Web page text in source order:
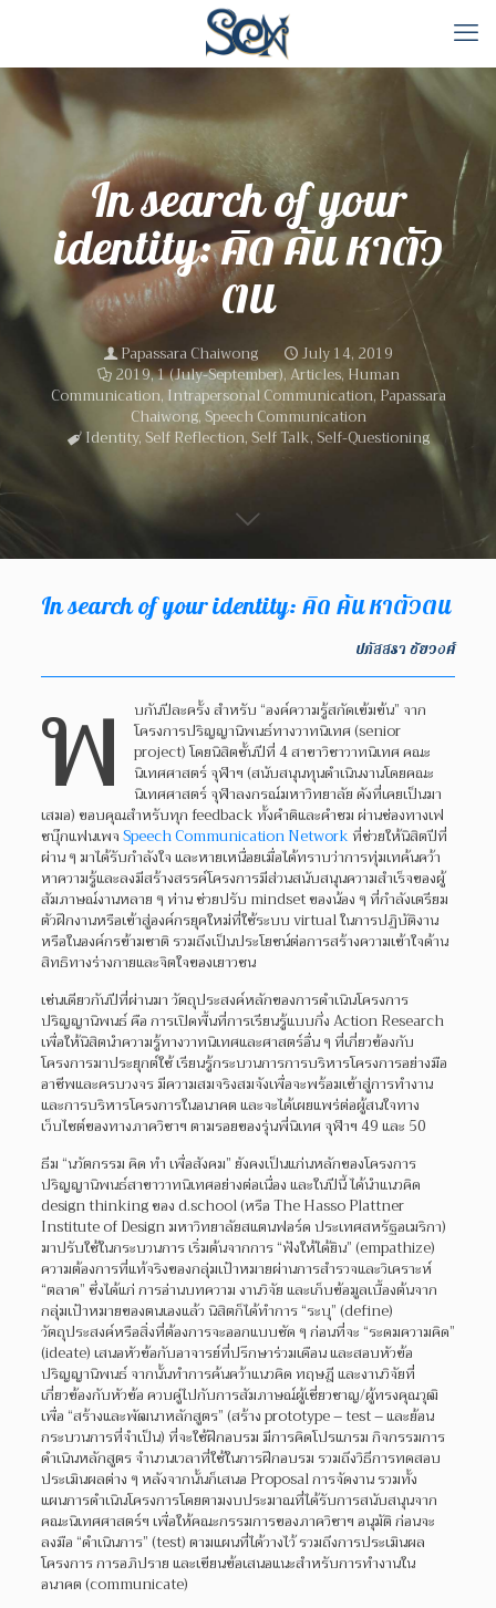
In search of your
identity: คิด ค้น หาตัว
ตน
Papassara Chaiwong
July 14, 2019
2019, 1 (July-September),Articles, Human
Communication, Intrapersonal Communication, Papassara
Chaiwong,Speech Communication
Identity,Self Reflection,Self Talk,Self-Questioning
In search of your identity: คิด ค้น หาตัวตน
ปภัสสรา ชัยวงศ์
พ บกันปีละครั้ง สำหรับ “องค์ความรู้สกัดเข้มข้น” จาก
โครงการปริญญานิพนธ์ทางวาทนิเทศ (senior
project) โดยนิสิตชั้นปีที่ 4 สาขาวิชาวาทนิเทศ คณะ
นิเทศศาสตร์ จุฬาฯ (สนับสนุนทุนดำเนินงานโดยคณะ
นิเทศศาสตร์ จุฬาลงกรณ์มหาวิทยาลัย ดังที่เคยเป็นมา
เสมอ) ขอบคุณสำหรับทุก feedback ทั้งคำติและคำชม ผ่านช่องทางเฟ
ซบุ๊กแฟนเพจSpeech Communication Network ที่ช่วยให้นิสิตปีที่
ผ่าน ๆ มาได้รับกำลังใจ และหายเหนื่อยเมื่อได้ทราบว่าการทุ่มเทค้นคว้า
หาความรู้และลงมีสร้างสรรค์โครงการมีส่วนสนับสนุนความสำเร็จของผู้
สัมภาษณ์งานหลาย ๆ ท่าน ช่วยปรับ mindset ของน้อง ๆ ที่กำลังเตรียม
ตัวฝึกงานหรือเข้าสู่องค์กรยุคใหม่ที่ใช้ระบบ virtual ในการปฏิบัติงาน
หรือในองค์กรข้ามชาติ รวมถึงเป็นประโยชน์ต่อการสร้างความเข้าใจด้าน
สิทธิทางร่างกายและจิตใจของเยาวชน
เช่นเดียวกันปีที่ผ่านมา วัตถุประสงค์หลักของการดำเนินโครงการ
ปริญญานิพนธ์ คือ การเปิดพื้นที่การเรียนรู้แบบกึ่ง Action Research
เพื่อให้นิสิตนำความรู้ทางวาทนิเทศและศาสตร์อื่น ๆ ที่เกี่ยวข้องกับ
โครงการมาประยุกต์ใช้ เรียนรู้กระบวนการการบริหารโครงการอย่างมือ
อาชีพและครบวงจร มีความสมจริงสมจังเพื่อจะพร้อมเข้าสู่การทำงาน
และการบริหารโครงการในอนาคต และจะได้เผยแพร่ต่อผู้สนใจทาง
เว็บไซต์ของทางภาควิชาฯ ตามรอยของรุ่นพี่นิเทศ จุฬาฯ 49 และ 50
ธีม “นวัตกรรม คิด ทำ เพื่อสังคม” ยังคงเป็นแก่นหลักของโครงการ
ปริญญานิพนธ์สาขาวาทนิเทศอย่างต่อเนื่อง และในปีนี้ ได้นำแนวคิด
design thinking ของ d.school (หรือ The Hasso Plattner
Institute of Design มหาวิทยาลัยสแตนฟอร์ด ประเทศสหรัฐอเมริกา)
มาปรับใช้ในกระบวนการ เริ่มต้นจากการ “ฟังให้ได้ยิน” (empathize)
ความต้องการที่แท้จริงของกลุ่มเป้าหมายผ่านการสำรวจและวิเคราะห์
“ตลาด” ซึ่งได้แก่ การอ่านบทความ งานวิจัย และเก็บข้อมูลเบื้องต้นจาก
กลุ่มเป้าหมายของตนเองแล้ว นิสิตก็ได้ทำการ “ระบุ” (define)
วัตถุประสงค์หรือสิ่งที่ต้องการจะออกแบบชัด ๆ ก่อนที่จะ “ระดมความคิด”
(ideate) เสนอหัวข้อกับอาจารย์ที่ปรึกษาร่วมเดือน และสอบหัวข้อ
ปริญญานิพนธ์ จากนั้นทำการค้นคว้าแนวคิด ทฤษฎี และงานวิจัยที่
เกี่ยวข้องกับหัวข้อ ควบคู่ไปกับการสัมภาษณ์ผู้เชี่ยวชาญ/ผู้ทรงคุณวุฒิ
เพื่อ “สร้างและพัฒนาหลักสูตร” (สร้าง prototype – test – และย้อน
กระบวนการที่จำเป็น) ที่จะใช้ฝึกอบรม มีการคิดโปรแกรม กิจกรรมการ
ดำเนินหลักสูตร จำนวนเวลาที่ใช้ในการฝึกอบรม รวมถึงวิธีการทดสอบ
ประเมินผลต่าง ๆ หลังจากนั้นก็เสนอ Proposal การจัดงาน รวมทั้ง
แผนการดำเนินโครงการโดยตามงบประมาณที่ได้รับการสนับสนุนจาก
คณะนิเทศศาสตร์ฯ เพื่อให้คณะกรรมการของภาควิชาฯ อนุมัติ ก่อนจะ
ลงมือ “ดำเนินการ” (test) ตามแผนที่ได้วางไว้ รวมถึงการประเมินผล
โครงการ การอภิปราย และเขียนข้อเสนอแนะสำหรับการทำงานใน
อนาคต (communicate)